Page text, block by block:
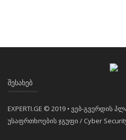
ᲨᲔᲡᲐᲮᲔᲑ
EXPERTI.GE © 2019 • ვებ-გვერდის
უსაფრთხოების ჯგუფი / Cyber